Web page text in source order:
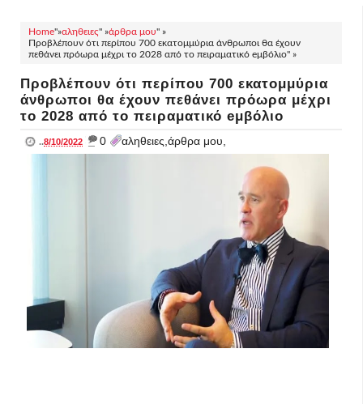
Home"»αληθειες" »άρθρα μου" »
Προβλέπουν ότι περίπου 700 εκατομμύρια άνθρωποι θα έχουν
πεθάνει πρόωρα μέχρι το 2028 από το πειραματικό eμβόλιο" »
Προβλέπουν ότι περίπου 700 εκατομμύρια
άνθρωποι θα έχουν πεθάνει πρόωρα μέχρι
το 2028 από το πειραματικό eμβόλιο
..8/10/2022 _ 0 αληθειες,άρθρα μου,